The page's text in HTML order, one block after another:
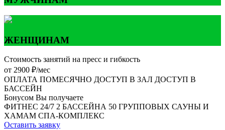
ЖЕНЩИНАМ
Стоимость занятий на пресс и гибкость
от 2900 ₽/мес
ОПЛАТА ПОМЕСЯЧНО ДОСТУП В ЗАЛ ДОСТУП В
БАССЕЙН
Бонусом Вы получаете
ФИТНЕС 24/7 2 БАССЕЙНА 50 ГРУППОВЫХ САУНЫ И
ХАМАМ СПА-КОМПЛЕКС
Оставить заявку